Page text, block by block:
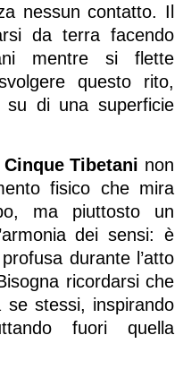
nessun contatto. Il
da terra facendo
mentre si flette
questo rito,
di una superficie
Cinque Tibetani non
fisico che mira
ma piuttosto un
dei sensi: è
durante l’atto
ricordarsi che
stessi, inspirando
fuori quella